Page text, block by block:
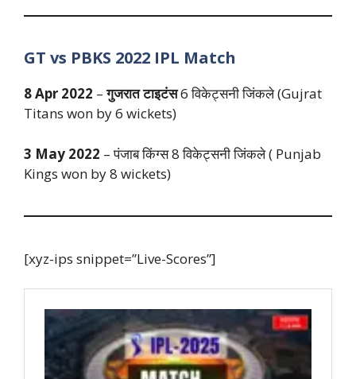
GT vs PBKS 2022 IPL Match
8 Apr 2022 –गुजरात टाइटंस6 विकेट्सनी जिंकले (Gujrat
Titans won by 6 wickets)
3 May 2022 – पंजाब किंग्स 8 विकेट्सनी जिंकले ( Punjab
Kings won by 8 wickets)
[xyz-ips snippet=”Live-Scores”]